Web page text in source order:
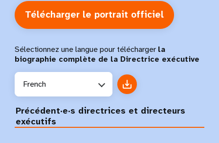
Télécharger le portrait officiel
Sélectionnez une langue pour télécharger la
biographie complète de la Directrice exécutive
French
Précédent·e·s directrices et directeurs
exécutifs